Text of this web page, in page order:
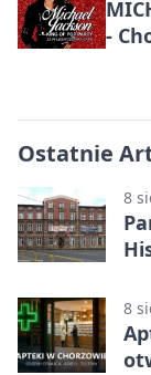
-
Ostatnie
8
8